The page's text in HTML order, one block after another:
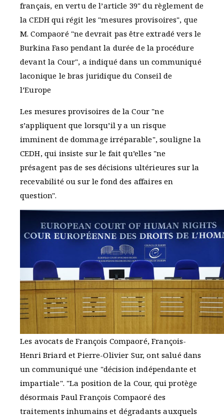
français, en vertu de l’article 39" du règlement de
la CEDH qui régit les "mesures provisoires", que
M. Compaoré "ne devrait pas être extradé vers le
Burkina Faso pendant la durée de la procédure
devant la Cour", a indiqué dans un communiqué
laconique le bras juridique du Conseil de
l’Europe
Les mesures provisoires de la Cour "ne
s’appliquent que lorsqu’il y a un risque
imminent de dommage irréparable", souligne la
CEDH, qui insiste sur le fait qu’elles "ne
présagent pas de ses décisions ultérieures sur la
recevabilité ou sur le fond des affaires en
question".
Les avocats de François Compaoré, François-
Henri Briard et Pierre-Olivier Sur, ont salué dans
un communiqué une "décision indépendante et
impartiale". "La position de la Cour, qui protège
désormais Paul François Compaoré des
traitements inhumains et dégradants auxquels